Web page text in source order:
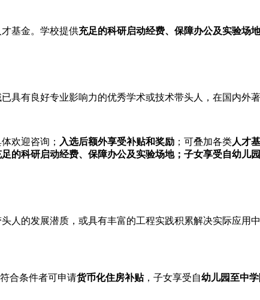
基金。学校提供充足的科研启动经费、保障办公及实验场地
具有良好专业影响力的优秀学术或技术带头人，在国内外
欢迎咨询； 入选后额外享受补贴和奖励 ；可叠加各类人才
的科研启动经费、保障办公及实验场地；子女享受自幼儿
人的发展潜质，或具有丰富的工程实践积累解决实际应用
符合条件者可申请货币化住房补贴，子女享受自幼儿园至中